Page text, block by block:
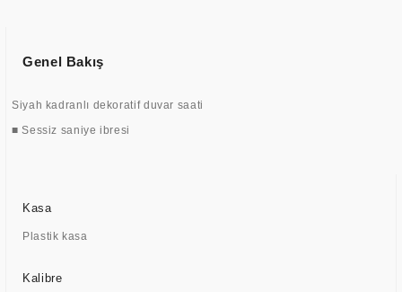
Genel Bakış
Siyah kadranlı dekoratif duvar saati
■ Sessiz saniye ibresi
Kasa
Plastik kasa
Kalibre